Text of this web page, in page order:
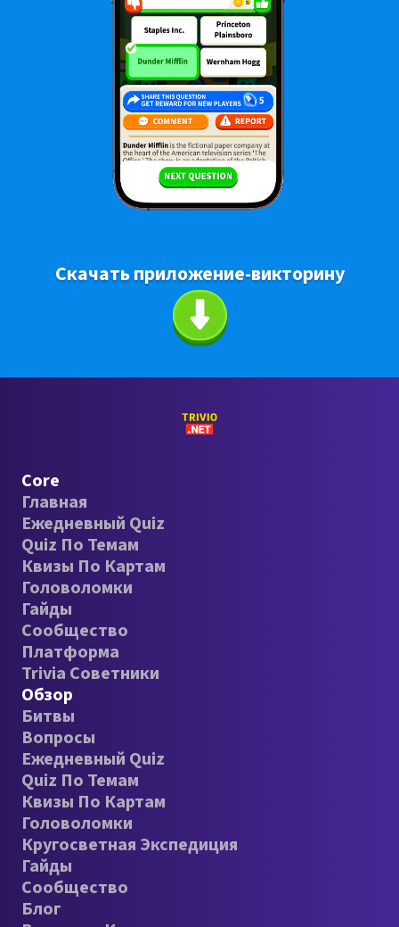
Скачать приложение-викторину
Core
Главная
Ежедневный Quiz
Quiz По Темам
Квизы По Картам
Головоломки
Гайды
Сообщество
Платформа
Trivia Советники
Обзор
Битвы
Вопросы
Ежедневный Quiz
Quiz По Темам
Квизы По Картам
Головоломки
Кругосветная Экспедиция
Гайды
Сообщество
Блог